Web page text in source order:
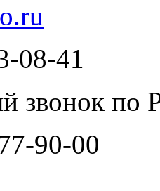
08-41
звонок по
90-00